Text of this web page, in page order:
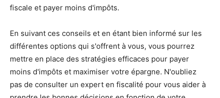
fiscale et payer moins d'impôts.
En suivant ces conseils et en étant bien informé sur les
différentes options qui s'offrent à vous, vous pourrez
mettre en place des stratégies efficaces pour payer
moins d'impôts et maximiser votre épargne. N'oubliez
pas de consulter un expert en fiscalité pour vous aider à